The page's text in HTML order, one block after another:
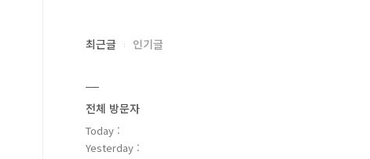
최근글 인기글
전체 방문자
Today :
Yesterday :